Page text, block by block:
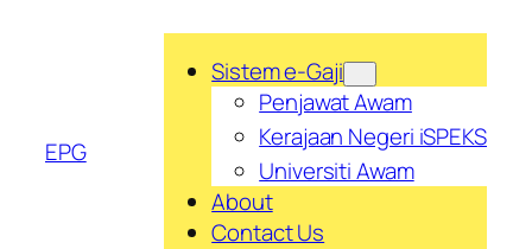
EPG
Sistem e-Gaji
Penjawat Awam
Kerajaan Negeri iSPEKS
Universiti Awam
About
Contact Us